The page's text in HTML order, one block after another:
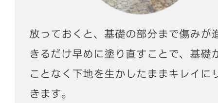
放っておくと、基礎の部分まで傷みが
きるだけ早めに塗り直すことで、基礎
ことなく下地を生かしたままキレイに
きます。